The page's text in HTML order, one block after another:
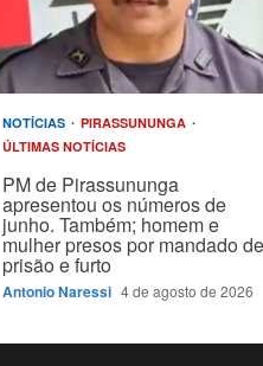
NOTÍCIAS
PIRASSUNUNGA
ÚLTIMAS NOTÍCIAS
PM de Pirassununga
apresentou os números de
junho. Também; homem e
mulher presos por mandado de
prisão e furto
Antonio Naressi 4 de agosto de 2026